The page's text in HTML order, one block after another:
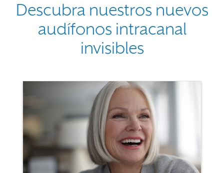
Descubra nuestros nuevos
audífonos intracanal
invisibles
Use the previous, next and dot buttons to navigate